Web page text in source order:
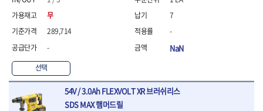
- 절연렌치
- 절연토크렌치
- 절연콤비네이션렌치
- 절연전공칼
- 절연안전모
- 절연매트
- 방폭소켓
무
289,714
-
선택
7
-
NaN
54V / 3.0Ah FLEXVOLT XR 브러쉬리스
SDS MAX 햄머드릴